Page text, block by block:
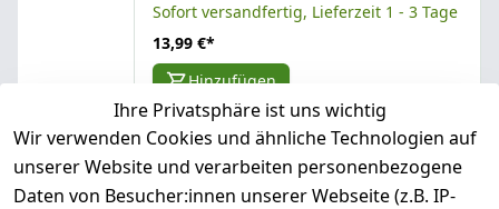
Sofort versandfertig, Lieferzeit 1 - 3 Tage
13,99 €*
Hinzufügen
Ziegler Gregor GmbH
Pro Natur Geranienerde 40 L
Ihre Privatsphäre ist uns wichtig
Wir verwenden Cookies und ähnliche Technologien auf
unserer Website und verarbeiten personenbezogene
Daten von Besucher:innen unserer Webseite (z.B. IP-